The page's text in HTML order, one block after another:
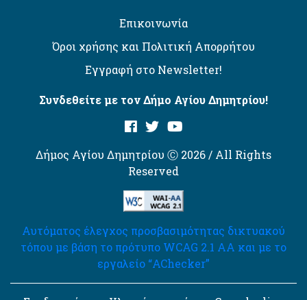
Επικοινωνία
Όροι χρήσης και Πολιτική Απορρήτου
Εγγραφή στο Newsletter!
Συνδεθείτε με τον Δήμο Αγίου Δημητρίου!
Δήμος Αγίου Δημητρίου Ⓒ 2026 / All Rights
Reserved
Αυτόματος έλεγχος προσβασιμότητας δικτυακού
τόπου με βάση το πρότυπο WCAG 2.1 AA και με το
εργαλείο “AChecker”